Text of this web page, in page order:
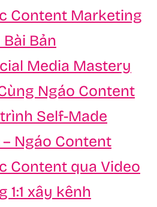
Content Marketing
Bản
Media Mastery
Ngáo Content
Self-Made
Ngáo Content
Content qua Video
1:1 xây kênh